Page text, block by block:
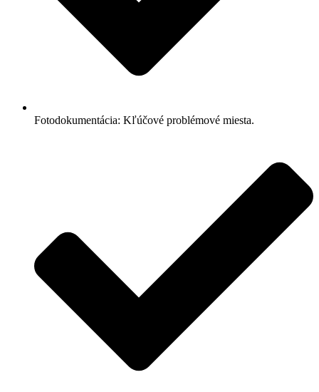
Fotodokumentácia: Kľúčové problémové miesta.